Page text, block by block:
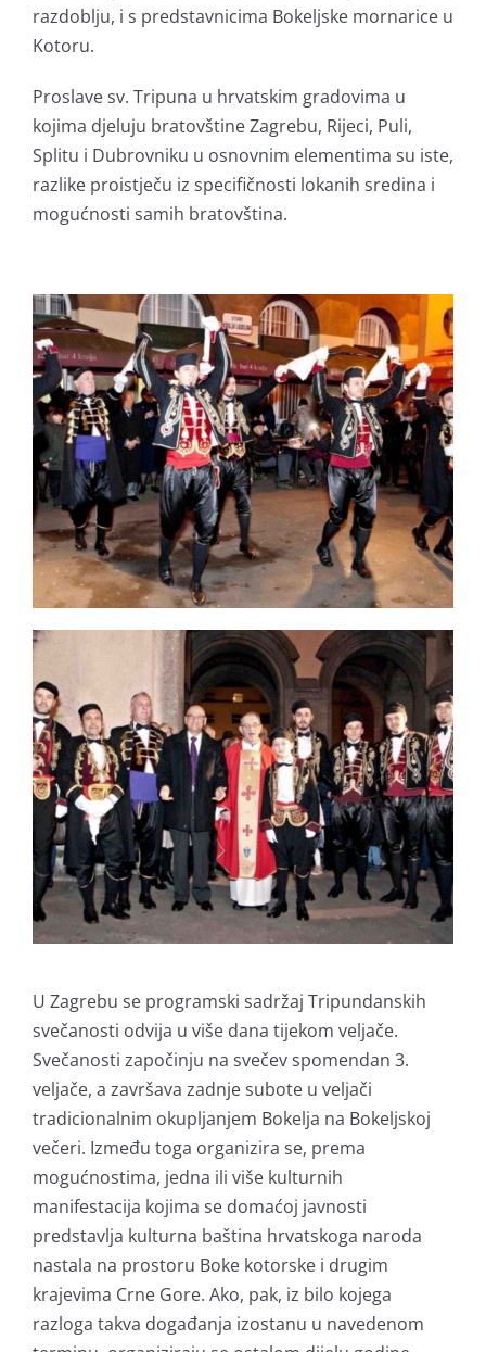
razdoblju, i s predstavnicima Bokeljske mornarice u
Kotoru.
Proslave sv. Tripuna u hrvatskim gradovima u
kojima djeluju bratovštine Zagrebu, Rijeci, Puli,
Splitu i Dubrovniku u osnovnim elementima su iste,
razlike proistječu iz specifičnosti lokanih sredina i
mogućnosti samih bratovština.
U Zagrebu se programski sadržaj Tripundanskih
svečanosti odvija u više dana tijekom veljače.
Svečanosti započinju na svečev spomendan 3.
veljače, a završava zadnje subote u veljači
tradicionalnim okupljanjem Bokelja na Bokeljskoj
večeri. Između toga organizira se, prema
mogućnostima, jedna ili više kulturnih
manifestacija kojima se domaćoj javnosti
predstavlja kulturna baština hrvatskoga naroda
nastala na prostoru Boke kotorske i drugim
krajevima Crne Gore. Ako, pak, iz bilo kojega
razloga takva događanja izostanu u navedenom